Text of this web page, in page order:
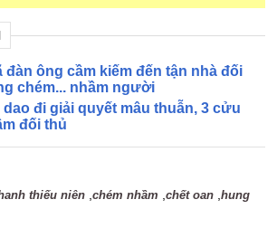
đàn ông cầm kiếm đến tận nhà đối
chém... nhầm người
dao đi giải quyết mâu thuẫn, 3 cửu
đối thủ
thiếu niên ,chém nhầm ,chết oan ,hung